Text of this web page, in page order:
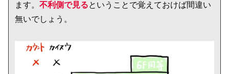
ます。 不利側で見るということで覚えておけば間違い
無いでしょう。